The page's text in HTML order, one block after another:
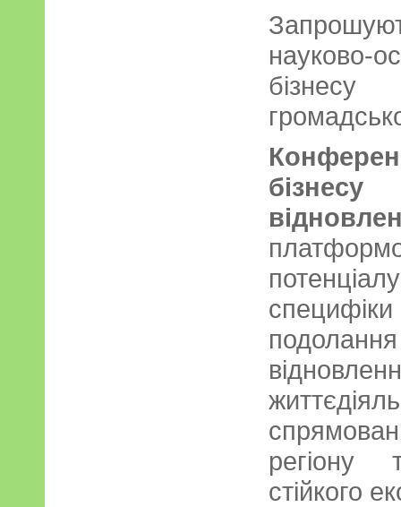
науково-
бізнесу
регіону
стійкого